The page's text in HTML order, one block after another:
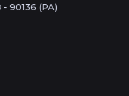
90136 (PA)